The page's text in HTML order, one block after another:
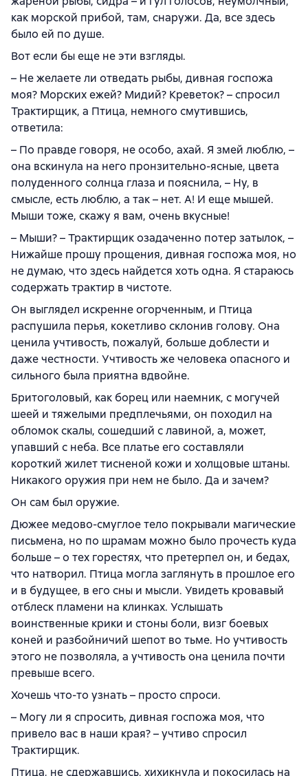
как морской прибой, там, снаружи. Да, все здесь
было ей по душе.
Вот если бы еще не эти взгляды.
– Не желаете ли отведать рыбы, дивная госпожа
моя? Морских ежей? Мидий? Креветок? – спросил
Трактирщик, а Птица, немного смутившись,
ответила:
– По правде говоря, не особо, ахай. Я змей люблю, –
она вскинула на него пронзительно-ясные, цвета
полуденного солнца глаза и пояснила, – Ну, в
смысле, есть люблю, а так – нет. А! И еще мышей.
Мыши тоже, скажу я вам, очень вкусные!
– Мыши? – Трактирщик озадаченно потер затылок, –
Нижайше прошу прощения, дивная госпожа моя, но
не думаю, что здесь найдется хоть одна. Я стараюсь
содержать трактир в чистоте.
Он выглядел искренне огорченным, и Птица
распушила перья, кокетливо склонив голову. Она
ценила учтивость, пожалуй, больше доблести и
даже честности. Учтивость же человека опасного и
сильного была приятна вдвойне.
Бритоголовый, как борец или наемник, с могучей
шеей и тяжелыми предплечьями, он походил на
обломок скалы, сошедший с лавиной, а, может,
упавший с неба. Все платье его составляли
короткий жилет тисненой кожи и холщовые штаны.
Никакого оружия при нем не было. Да и зачем?
Он сам был оружие.
Дюжее медово-смуглое тело покрывали магические
письмена, но по шрамам можно было прочесть куда
больше – о тех горестях, что претерпел он, и бедах,
что натворил. Птица могла заглянуть в прошлое его
и в будущее, в его сны и мысли. Увидеть кровавый
отблеск пламени на клинках. Услышать
воинственные крики и стоны боли, визг боевых
коней и разбойничий шепот во тьме. Но учтивость
этого не позволяла, а учтивость она ценила почти
превыше всего.
Хочешь что-то узнать – просто спроси.
– Могу ли я спросить, дивная госпожа моя, что
привело вас в наши края? – учтиво спросил
Трактирщик.
Птица, не сдержавшись, хихикнула и покосилась на